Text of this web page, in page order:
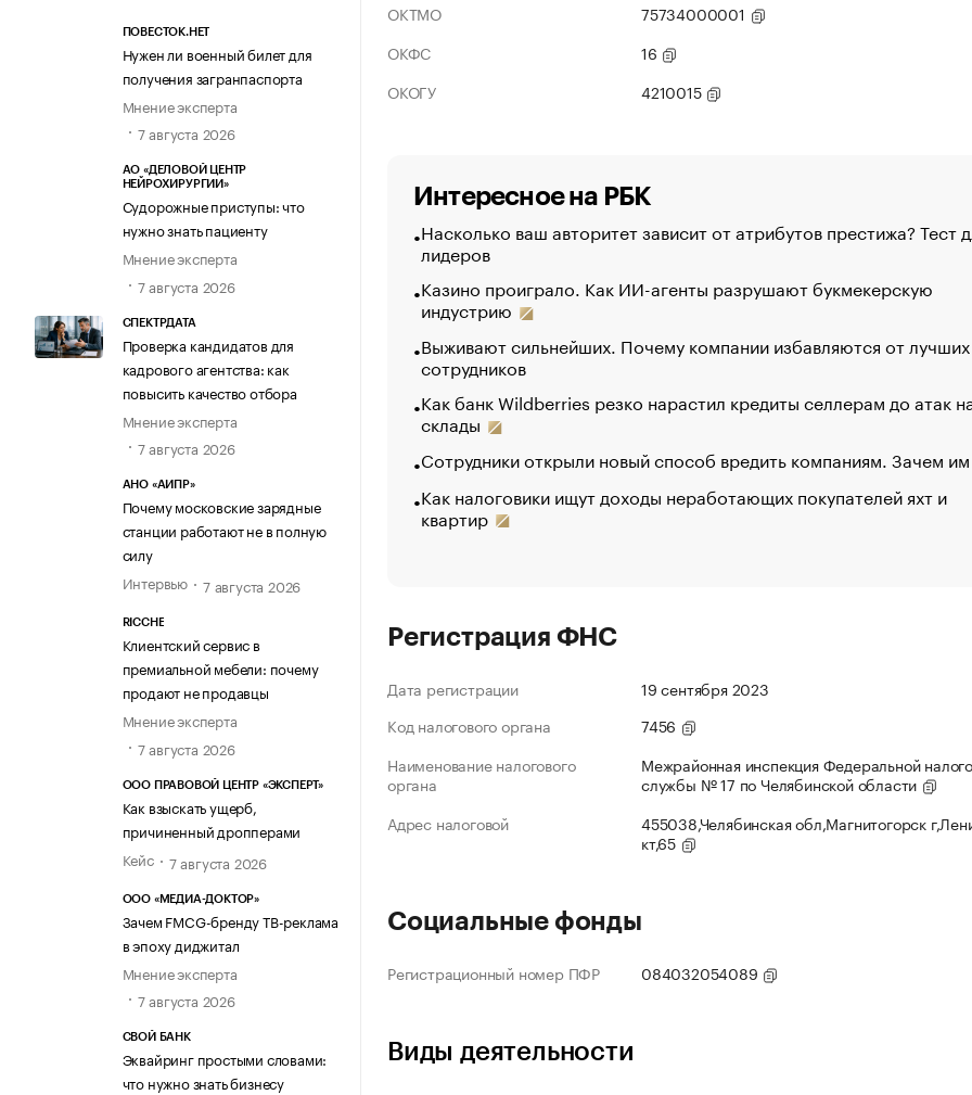
ПОВЕСТОК.НЕТ
Нужен ли военный билет для
получения загранпаспорта
Мнение эксперта
7 августа 2026
АО «ДЕЛОВОЙ ЦЕНТР
НЕЙРОХИРУРГИИ»
Судорожные приступы: что
нужно знать пациенту
Мнение эксперта
7 августа 2026
СПЕКТРДАТА
Проверка кандидатов для
кадрового агентства: как
повысить качество отбора
Мнение эксперта
7 августа 2026
АНО «АИПР»
Почему московские зарядные
станции работают не в полную
силу
Интервью
7 августа 2026
RICCHE
Клиентский сервис в
премиальной мебели: почему
продают не продавцы
Мнение эксперта
7 августа 2026
ООО ПРАВОВОЙ ЦЕНТР «ЭКСПЕРТ»
Как взыскать ущерб,
причиненный дропперами
Кейс
7 августа 2026
ООО «МЕДИА-ДОКТОР»
Зачем FMCG-бренду ТВ-реклама
в эпоху диджитал
Мнение эксперта
7 августа 2026
СВОЙ БАНК
Эквайринг простыми словами:
что нужно знать бизнесу
ОКТМО
75734000001
ОКФС
16
ОКОГУ
4210015
Интересное на РБК
Насколько ваш авторитет зависит от атрибутов престижа? Тест
лидеров
Казино проиграло. Как ИИ-агенты разрушают букмекерскую
индустрию
Выживают сильнейших. Почему компании избавляются от лучших
сотрудников
Как банк Wildberries резко нарастил кредиты селлерам до атак
склады
Сотрудники открыли новый способ вредить компаниям. Зачем
Как налоговики ищут доходы неработающих покупателей яхт и
квартир
Регистрация ФНС
Дата регистрации
19 сентября 2023
Код налогового органа
7456
Наименование налогового
органа
Межрайонная инспекция Федеральной
службы № 17 по Челябинской области
Адрес налоговой
455038,Челябинская обл,Магнитогорск
кт,65
Социальные фонды
Регистрационный номер ПФР 084032054089
Виды деятельности